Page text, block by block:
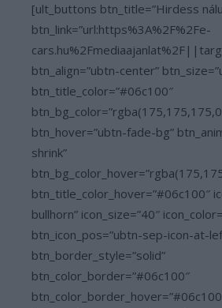
[ult_buttons btn_title=”Hirdess
btn_link=”url:https%3A%2F%2Fe-
btn_align=”ubtn-center”
btn_title_color=”#06c100″
btn_hover=”ubtn-fade-bg”
shrink”
btn_title_color_hover=”#06c100″
bullhorn” icon_size=”40″
btn_icon_pos=”ubtn-sep-icon-at-
btn_border_style=”solid”
btn_color_border=”#06c100″